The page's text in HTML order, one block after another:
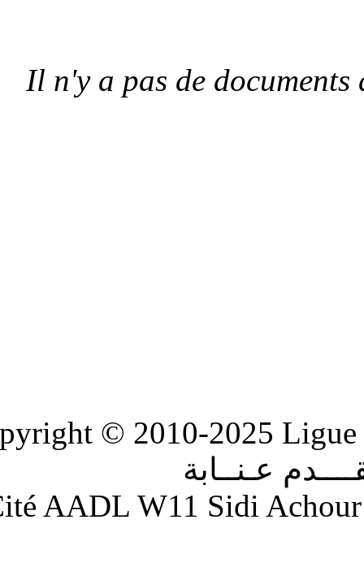
Il n'y a pas de
Copyright © 2010-
Adresse : Cité AADL W11